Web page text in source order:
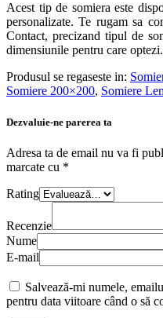
Acest tip de somiera este
personalizate. Te rugam sa
Contact, precizand tipul de
dimensiunile pentru care optezi.
Produsul se regaseste in:
Somiere 200×200, Somiere
Dezvaluie-ne parerea ta
Adresa ta de email nu va fi
marcate cu *
Rating
Recenzie
Nume
E-mail
Salvează-mi numele,
pentru data viitoare când o să